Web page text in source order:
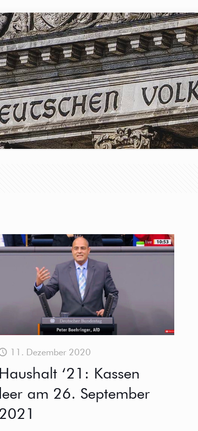
11. Dezember 2020
Haushalt ‘21: Kassen
leer am 26. September
2021